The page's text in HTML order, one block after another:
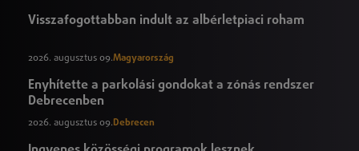
Visszafogottabban indult az albérletpiaci roham
2026. augusztus 09.Magyarország
Enyhítette a parkolási gondokat a zónás rendszer
Debrecenben
2026. augusztus 09.Debrecen